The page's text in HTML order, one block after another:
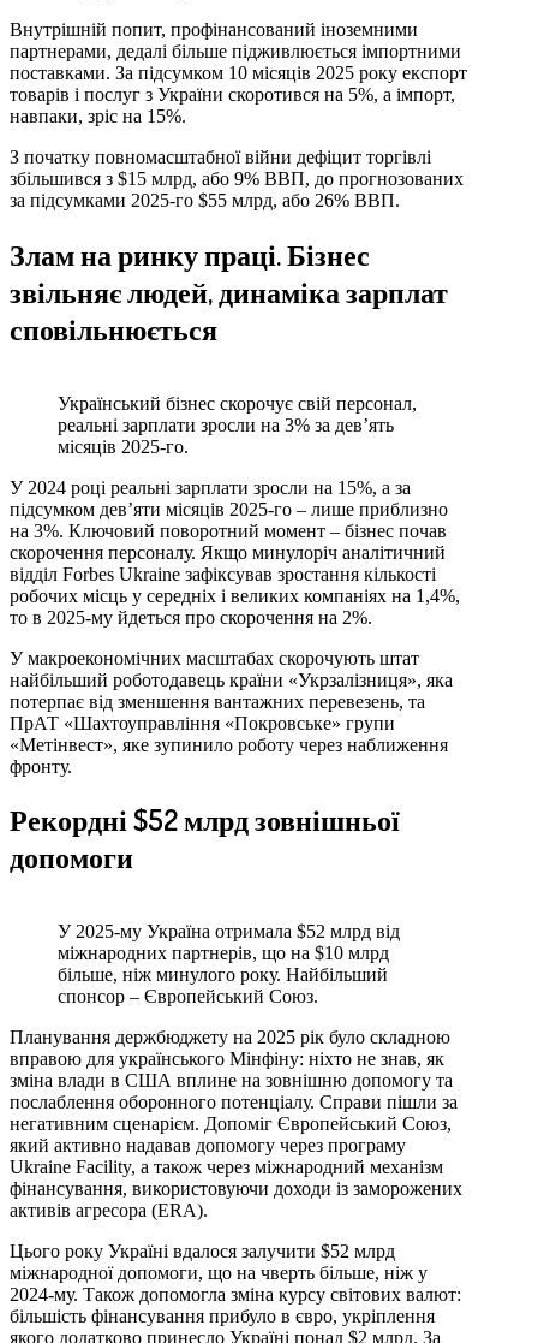
Внутрішній попит, профінансований іноземними
партнерами, дедалі більше підживлюється імпортними
поставками. За підсумком 10 місяців 2025 року експорт
товарів і послуг з України скоротився на 5%, а імпорт,
навпаки, зріс на 15%.
З початку повномасштабної війни дефіцит торгівлі
збільшився з $15 млрд, або 9% ВВП, до прогнозованих
за підсумками 2025-го $55 млрд, або 26% ВВП.
Злам на ринку праці. Бізнес
звільняє людей, динаміка зарплат
сповільнюється
Український бізнес скорочує свій персонал,
реальні зарплати зросли на 3% за дев’ять
місяців 2025-го.
У 2024 році реальні зарплати зросли на 15%, а за
підсумком дев’яти місяців 2025‑го – лише приблизно
на 3%. Ключовий поворотний момент – бізнес почав
скорочення персоналу. Якщо минулоріч аналітичний
відділ Forbes Ukraine зафіксував зростання кількості
робочих місць у середніх і великих компаніях на 1,4%,
то в 2025‑му йдеться про скорочення на 2%.
У макроекономічних масштабах скорочують штат
найбільший роботодавець країни «Укрзалізниця», яка
потерпає від зменшення вантажних перевезень, та
ПрАТ «Шахтоуправління «Покровське» групи
«Метінвест», яке зупинило роботу через наближення
фронту.
Рекордні $52 млрд зовнішньої
допомоги
У 2025-му Україна отримала $52 млрд від
міжнародних партнерів, що на $10 млрд
більше, ніж минулого року. Найбільший
спонсор – Європейський Союз.
Планування держбюджету на 2025 рік було складною
вправою для українського Мінфіну: ніхто не знав, як
зміна влади в США вплине на зовнішню допомогу та
послаблення оборонного потенціалу. Справи пішли за
негативним сценарієм. Допоміг Європейський Союз,
який активно надавав допомогу через програму
Ukraine Facility, а також через міжнародний механізм
фінансування, використовуючи доходи із заморожених
активів агресора (ERA).
Цього року Україні вдалося залучити $52 млрд
міжнародної допомоги, що на чверть більше, ніж у
2024‑му. Також допомогла зміна курсу світових валют:
більшість фінансування прибуло в євро, укріплення
якого додатково принесло Україні понад $2 млрд. За